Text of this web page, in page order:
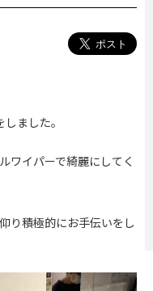
ました。
ワイパーで綺麗にしてく
り積極的にお手伝いをし